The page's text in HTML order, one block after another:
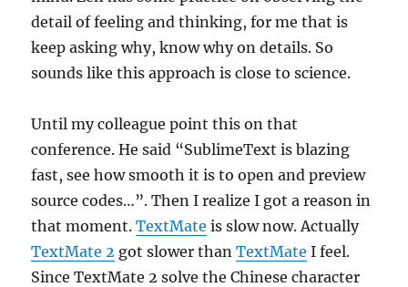
detail of feeling and thinking, for me that is
keep asking why, know why on details. So
sounds like this approach is close to science.
Until my colleague point this on that
conference. He said “SublimeText is blazing
fast, see how smooth it is to open and preview
source codes…”. Then I realize I got a reason in
that moment.TextMate is slow now. Actually
TextMate 2 got slower thanTextMate I feel.
Since TextMate 2 solve the Chinese character